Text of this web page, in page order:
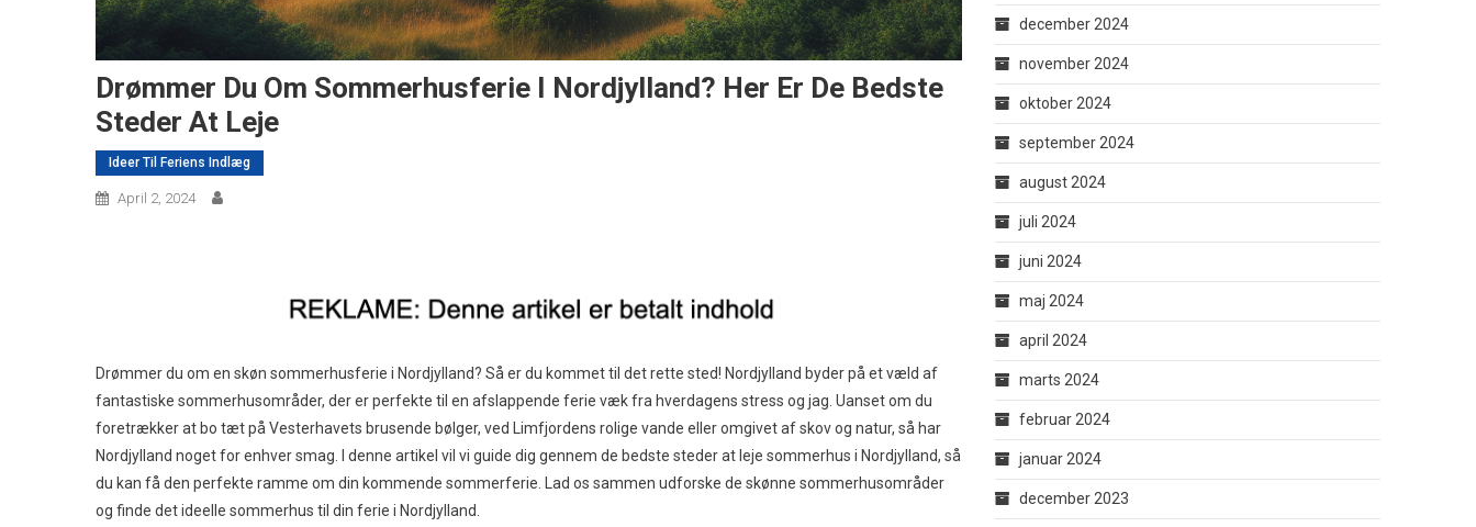
Drømmer Du Om Sommerhusferie I Nordjylland? Her Er De Bedste
Steder At Leje
Ideer Til Feriens Indlæg
April 2, 2024
Drømmer du om en skøn sommerhusferie i Nordjylland? Så er du kommet til det rette sted! Nordjylland byder på et væld af
fantastiske sommerhusområder, der er perfekte til en afslappende ferie væk fra hverdagens stress og jag. Uanset om du
foretrækker at bo tæt på Vesterhavets brusende bølger, ved Limfjordens rolige vande eller omgivet af skov og natur, så har
Nordjylland noget for enhver smag. I denne artikel vil vi guide dig gennem de bedste steder at leje sommerhus i Nordjylland, så
du kan få den perfekte ramme om din kommende sommerferie. Lad os sammen udforske de skønne sommerhusområder
og finde det ideelle sommerhus til din ferie i Nordjylland.
december 2024
november 2024
oktober 2024
september 2024
august 2024
juli 2024
juni 2024
maj 2024
april 2024
marts 2024
februar 2024
januar 2024
december 2023